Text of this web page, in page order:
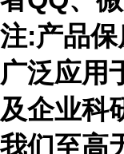
注:产品保
广泛应用
及企业科
我们至高